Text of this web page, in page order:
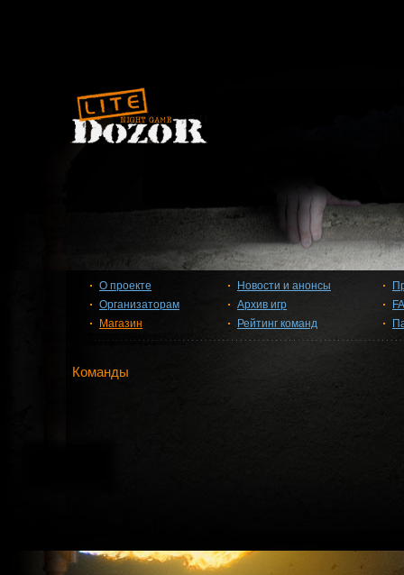
О проекте
Организаторам
Магазин
Новости и анонсы
Архив игр
Рейтинг команд
Команды